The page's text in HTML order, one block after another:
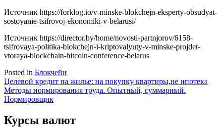
Источник https://forklog.io/v-minske-blokchejn-eksperty-obsudyat-
sostoyanie-tsifrovoj-ekonomiki-v-belarusi/
Источник https://director.by/home/novosti-partnjorov/6158-
tsifrovaya-politika-blokchejn-i-kriptovalyuty-v-minske-projdet-
vtoraya-blockchain-bitcoin-conference-belarus
Posted in Блокчейн
Навигация
по
Целевой кредит на жилье: на покупку квартиры,не ипотека
Методы нормирования труда. Опытный, суммарный.
Нормировщик
Курсы валют